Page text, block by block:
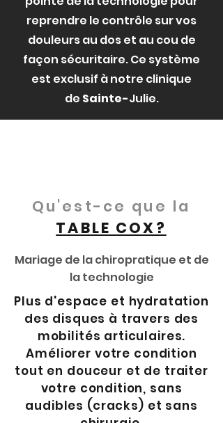
reprendre le contrôle sur vos
douleurs au dos et au cou de
façon sécuritaire. Ce système
est exclusif à notre clinique
de Sainte-Julie.
Qu'est-ce que la
TABLE COX?
Mariage de la chiropratique et de
la technologie
Plus d'espace et hydratation
des disques à travers des
mobilités articulaires.
Améliorer votre condition
tout en douceur et de traiter
votre condition, sans
audibles (cracks) et sans